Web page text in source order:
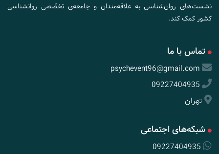
نشست‌های روان‌شناسی به علاقه‌مندان و جامعه‌ی تخصّصی روانشناسی
کشور کمک کند.
تماس با ما
psychevent96@gmail.com
09227404935
تهران
شبکه‌های اجتماعی
09227404935